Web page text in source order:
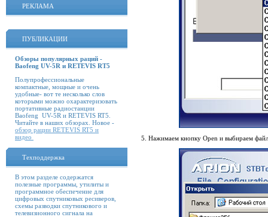
РЕКЛАМА
ПУБЛИКАЦИИ
Обзоры популярных раций -
Baofeng UV-5R и RETEVIS RT5
Полупрофессиональные
компактные, мощные и очень
удобные- вот те несколько слов
которыми можно охарактеризовать
портативные радиостанции
Baofeng UV-5R и RETEVIS RT5.
Читайте в наших обзорах. Новое -
обзор рации RETEVIS RT5 и
видео
Техподдержка
В этом разделе содержатся
полезные программы, утилиты и
программное обеспечение для
цифровых спутниковых ресиверов,
схемы разводки спутникового и
телевизионного сигнала на
5. Нажимаем кнопку Open и выбираем